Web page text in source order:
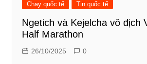
Chạy quốc tế Tin quốc tế
Ngetich và Kejelcha vô địch
Half Marathon
26/10/2025 0